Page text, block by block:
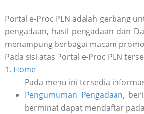
Portal e-Proc PLN adalah gerbang
pengadaan, hasil pengadaan dan
menampung berbagai macam
Pada sisi atas Portal e-Proc PLN
1. Home
Pada menu ini tersedia
Pengumuman Pengadaan,
berminat dapat mendaftar